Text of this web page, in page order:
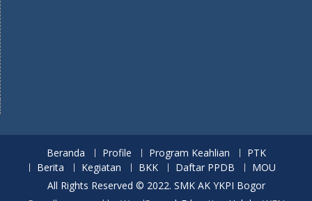
Beranda Profile Program Keahlian
PTK
Berita
Kegiatan BKK Daftar PPDB
MOU
All Rights Reserved © 2022. SMK AK YKPI Bogor